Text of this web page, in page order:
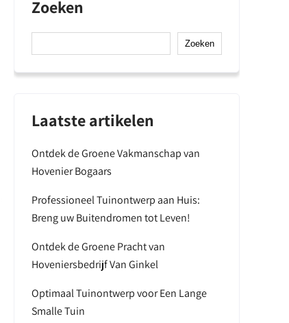
Zoeken
Zoeken
Laatste artikelen
Ontdek de Groene Vakmanschap van
Hovenier Bogaars
Professioneel Tuinontwerp aan Huis:
Breng uw Buitendromen tot Leven!
Ontdek de Groene Pracht van
Hoveniersbedrijf Van Ginkel
Optimaal Tuinontwerp voor Een Lange
Smalle Tuin